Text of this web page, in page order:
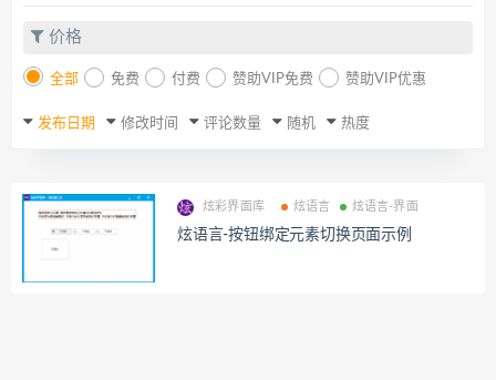
价格
全部 免费 付费 赞助VIP免费 赞助VIP优惠
发布日期 修改时间 评论数量 随机 热度
炫彩界面库 炫语言 炫语言-界面
炫语言-按钮绑定元素切换页面示例